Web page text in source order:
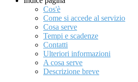
Cos'è
Come si accede al servizio
Cosa serve
Tempi e scadenze
Contatti
Ulteriori informazioni
A cosa serve
Descrizione breve